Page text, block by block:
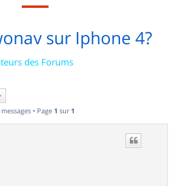
sur Iphone 4?
des Forums
• Page 1 sur 1